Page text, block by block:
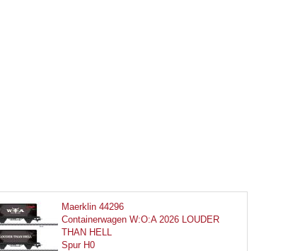
Maerklin 44296
Containerwagen W:O:A 2026 LOUDER
THAN HELL
Spur H0